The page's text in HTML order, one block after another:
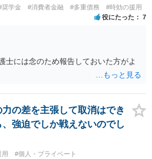
奨学金 #消費者金融 #多重債務 #時効の援用
役にたった 7
士には念のため報告しておいた方がよ
の差を主張して取消はでき
強迫でしか戦えないのでし
用 #個人・プライベート